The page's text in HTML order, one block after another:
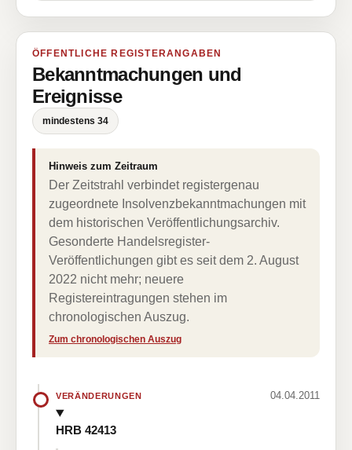
ÖFFENTLICHE REGISTERANGABEN
Bekanntmachungen und
Ereignisse
mindestens 34
Hinweis zum Zeitraum
Der Zeitstrahl verbindet registergenau
zugeordnete Insolvenzbekanntmachungen mit
dem historischen Veröffentlichungsarchiv.
Gesonderte Handelsregister-
Veröffentlichungen gibt es seit dem 2. August
2022 nicht mehr; neuere
Registereintragungen stehen im
chronologischen Auszug.
Zum chronologischen Auszug
VERÄNDERUNGEN 04.04.2011
HRB 42413